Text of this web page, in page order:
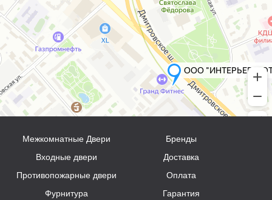
Межкомнатные Двери
Входные двери
Противопожарные двери
Фурнитура
Бренды
Доставка
Оплата
Гарантия